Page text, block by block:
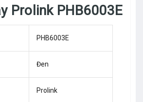
Prolink PHB6003E
PHB6003E
Đen
Prolink